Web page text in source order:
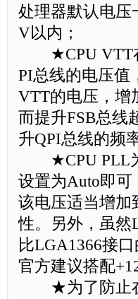
处理器默认电压
V以内；
★CPU VTT在
PI总线的电压值
VTT的电压，增
而提升FSB总线
升QPI总线的频
★CPU PLL为
设置为Auto即可
该电压适当增加
性。另外，虽然
比LGA1366接
官方建议搭配
★为了防止在